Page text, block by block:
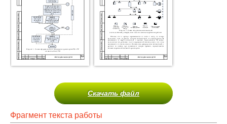
Скачать файл
Фрагмент текста работы